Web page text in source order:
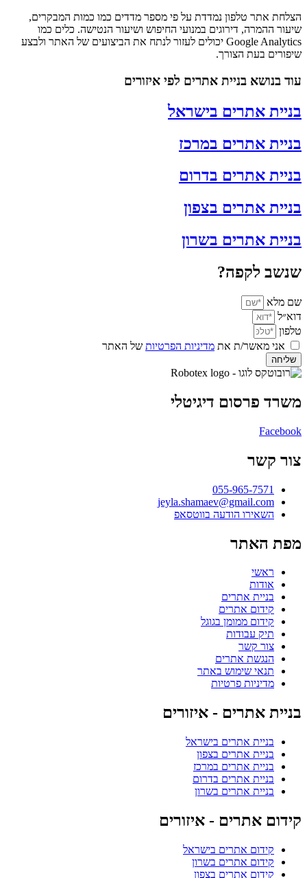
הצלחת אתר טלפון נמדדת על פי מספר מדדים כמו כמות המבקרים,
שיעור ההמרה, דירוגים במנועי החיפוש ושיעור הנטישה. כלים כמו
Google Analytics יכולים לעזור לנתח את הביצועים של האתר ולבצע
שיפורים בעת הצורך.
עוד בנושא בניית אתרים לפי איזורים
בניית אתרים בישראל
בניית אתרים במרכז
בניית אתרים בדרום
בניית אתרים בצפון
בניית אתרים בשרון
שנשב לקפה?
שם מלא
דוא״ל
טלפון
אני מאשר/ת את מדיניות הפרטיות של האתר
שליחה
משרד פרסום דיגיטלי
Facebook
צור קשר
055-965-7571
jeyla.shamaev@gmail.com
השאירו הודעה בווטסאפ
מפת האתר
ראשי
אודות
בניית אתרים
קידום אתרים
קידום ממומן בגוגל
תיק עבודות
צור קשר
הנגשת אתרים
תנאי שימוש באתר
מדיניות פרטיות
בניית אתרים - איזורים
בניית אתרים בישראל
בניית אתרים בצפון
בניית אתרים במרכז
בניית אתרים בדרום
בניית אתרים בשרון
קידום אתרים - איזורים
קידום אתרים בישראל
קידום אתרים בשרון
קידום אתרים בצפון